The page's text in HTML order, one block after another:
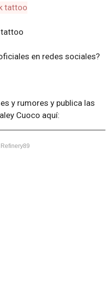
tattoo
en redes sociales?
y rumores y publica las
Cuoco aquí: